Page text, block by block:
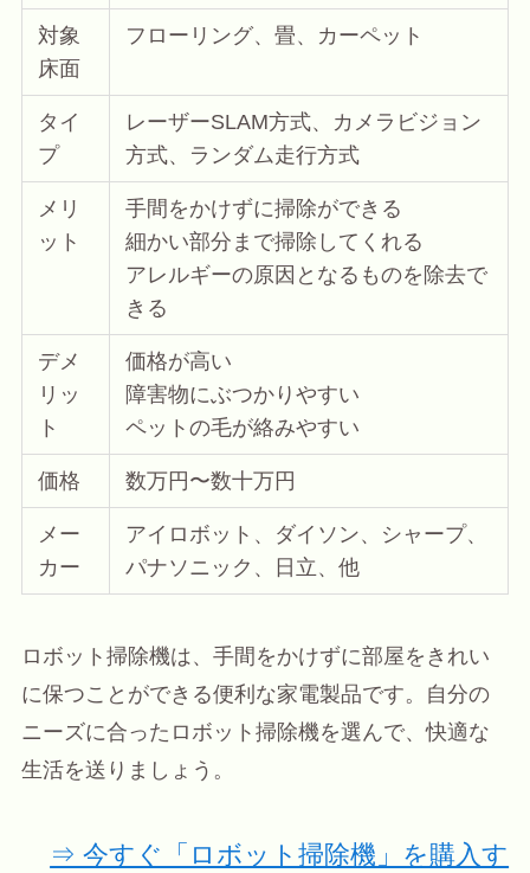
対象
床面
フローリング、畳、カーペット
タイ
プ
レーザーSLAM方式、カメラビジョン
方式、ランダム走行方式
メリ
ット
手間をかけずに掃除ができる
細かい部分まで掃除してくれる
アレルギーの原因となるものを除去で
きる
デメ
リッ
ト
価格が高い
障害物にぶつかりやすい
ペットの毛が絡みやすい
価格 数万円〜数十万円
メー
カー
アイロボット、ダイソン、シャープ、
パナソニック、日立、他
ロボット掃除機は、手間をかけずに部屋をきれい
に保つことができる便利な家電製品です。自分の
ニーズに合ったロボット掃除機を選んで、快適な
生活を送りましょう。
⇒ 今すぐ「ロボット掃除機」を購入す